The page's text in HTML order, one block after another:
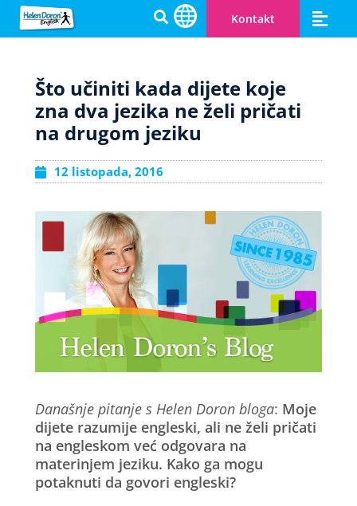
Kontakt
Što učiniti kada dijete koje
zna dva jezika ne želi pričati
na drugom jeziku
12 listopada, 2016
Današnje pitanje s Helen Doron bloga: Moje
dijete razumije engleski, ali ne želi pričati
na engleskom već odgovara na
materinjem jeziku. Kako ga mogu
potaknuti da govori engleski?